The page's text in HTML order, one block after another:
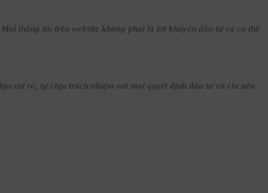
thông tin trên website không phải là lời khuyên đầu tư và có thể
rủi ro, tự chịu trách nhiệm với mọi quyết định đầu tư và chỉ nên